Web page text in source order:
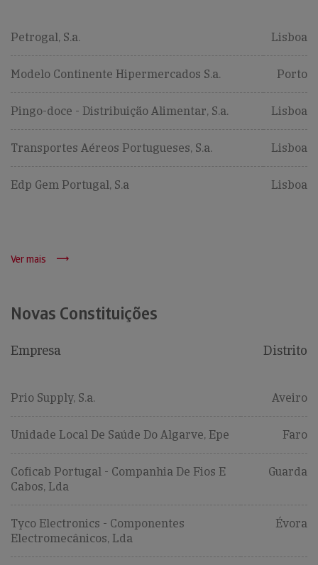
Petrogal, S.a. Lisboa
Modelo Continente Hipermercados S.a. Porto
Pingo-doce - Distribuição Alimentar, S.a. Lisboa
Transportes Aéreos Portugueses, S.a. Lisboa
Edp Gem Portugal, S.a Lisboa
Ver mais
Novas Constituições
Empresa Distrito
Prio Supply, S.a. Aveiro
Unidade Local De Saúde Do Algarve, Epe Faro
Coficab Portugal - Companhia De Fios E
Cabos, Lda
Guarda
Tyco Electronics - Componentes
Electromecânicos, Lda
Évora